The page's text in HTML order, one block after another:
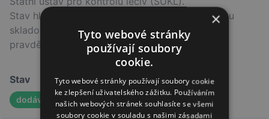
Stav hlášení nemusí odpovídat skutečnému stavu
skladových zásob v lékárnách, ale indikuje
pravděpodobný trend.
Stav
dodávka obnovena
×
Tyto webové stránky
používají soubory
cookie.
Tyto webové stránky používají soubory cookie
ke zlepšení uživatelského zážitku. Používáním
našich webových stránek souhlasíte se všemi
soubory cookie v souladu s našimi zásadami